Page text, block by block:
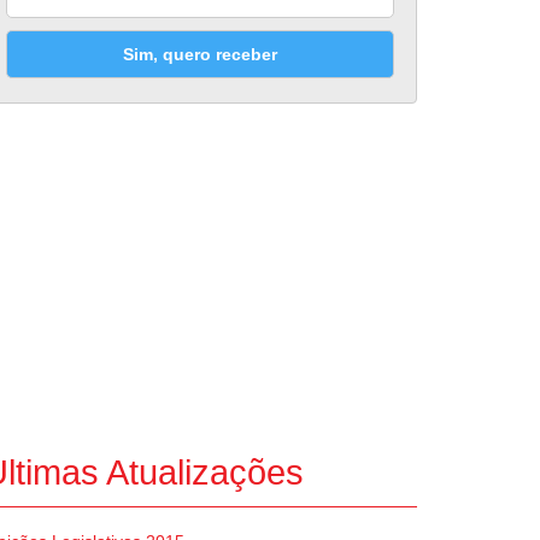
Sim, quero receber
Atualizações